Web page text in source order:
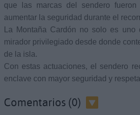
que las marcas del sendero
aumentar la seguridad durante el
La Montaña Cardón no solo es
mirador privilegiado desde donde
de la isla.
Con estas actuaciones, el sendero
enclave con mayor seguridad y
Comentarios (0)